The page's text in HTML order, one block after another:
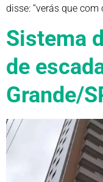
disse: “verás que com
Sistema
de
Grande/